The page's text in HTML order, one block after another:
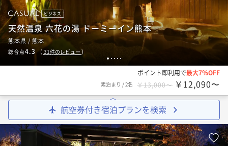
1 2 3 4 5
ビジネス
天然温泉 六花の湯 ドーミーイン熊本
熊本県 / 熊本
総合点4.3 （ 31件のレビュー ）
ポイント即利用で最大7％OFF
素泊まり /2名 ￥13,000〜 ￥12,090〜
航空券付き宿泊プランを検索